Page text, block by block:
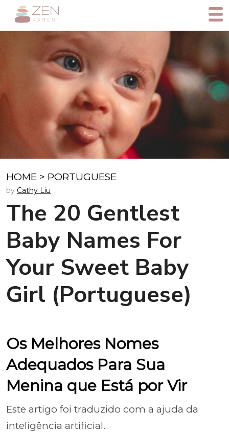
HOME > PORTUGUESE
by Cathy Liu
The 20 Gentlest
Baby Names For
Your Sweet Baby
Girl (Portuguese)
Os Melhores Nomes
Adequados Para Sua
Menina que Está por Vir
Este artigo foi traduzido com a ajuda da
inteligência artificial.